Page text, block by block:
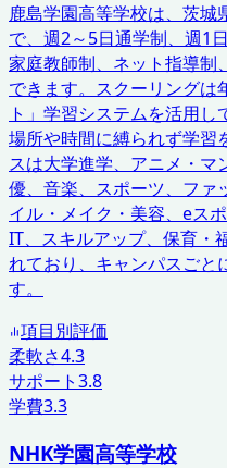
鹿島学園高等学校は、茨城
で、週2～5日通学制、週1
家庭教師制、ネット指導制
できます。スクーリングは
ト」学習システムを活用
場所や時間に縛られず学習
スは大学進学、アニメ・マ
優、音楽、スポーツ、ファ
イル・メイク・美容、eス
IT、スキルアップ、保育・
れており、キャンパスごと
す。
項目別評価
柔軟さ4.3
サポート3.8
学費3.3
NHK学園高等学校